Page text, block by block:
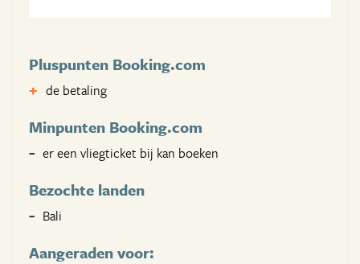
Pluspunten Booking.com
de betaling
Minpunten Booking.com
er een vliegticket bij kan boeken
Bezochte landen
Bali
Aangeraden voor: